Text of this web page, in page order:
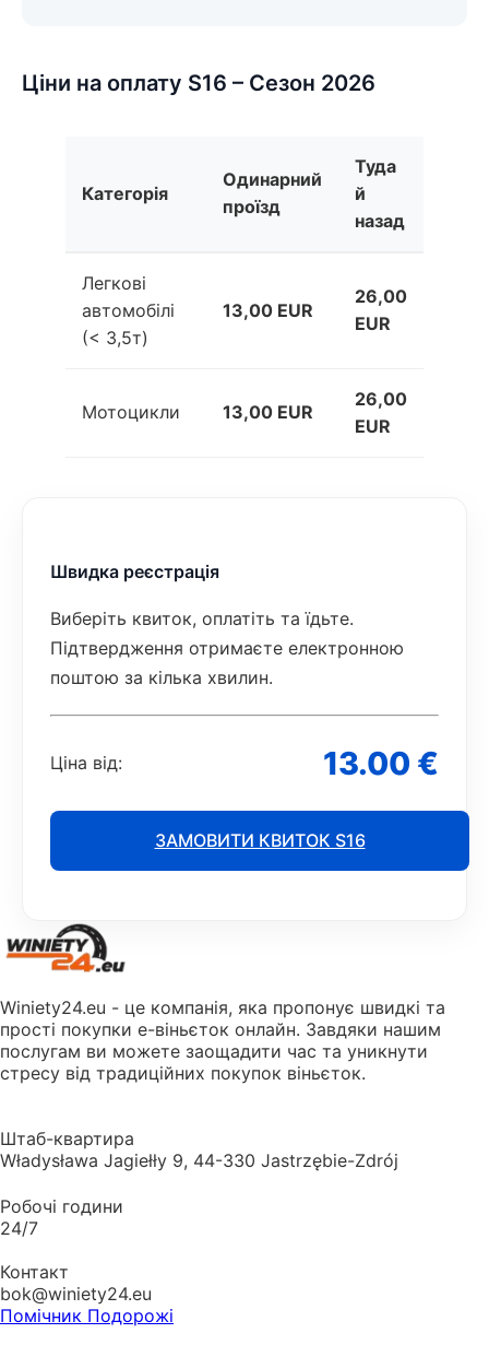
Ціни на оплату S16 – Сезон 2026
Категорія
Одинарний
проїзд
Туда
й
назад
Легкові
автомобілі
(< 3,5т)
13,00 EUR
26,00
EUR
Мотоцикли 13,00 EUR
26,00
EUR
Швидка реєстрація
Виберіть квиток, оплатіть та їдьте.
Підтвердження отримаєте електронною
поштою за кілька хвилин.
Ціна від: 13.00 €
ЗАМОВИТИ КВИТОК S16
Winiety24.eu - це компанія, яка пропонує швидкі та
прості покупки е-віньєток онлайн. Завдяки нашим
послугам ви можете заощадити час та уникнути
стресу від традиційних покупок віньєток.
Штаб-квартира
Władysława Jagiełły 9, 44-330 Jastrzębie-Zdrój
Робочі години
24/7
Контакт
bok@winiety24.eu
Помічник Подорожі